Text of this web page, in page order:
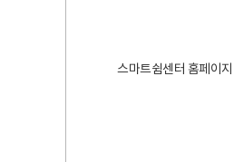
스마트쉼센터 홈페이지